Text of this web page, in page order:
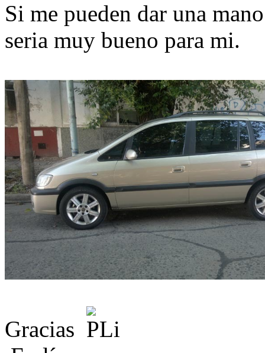
Si me pueden dar una
seria muy bueno para mi.
Gracias